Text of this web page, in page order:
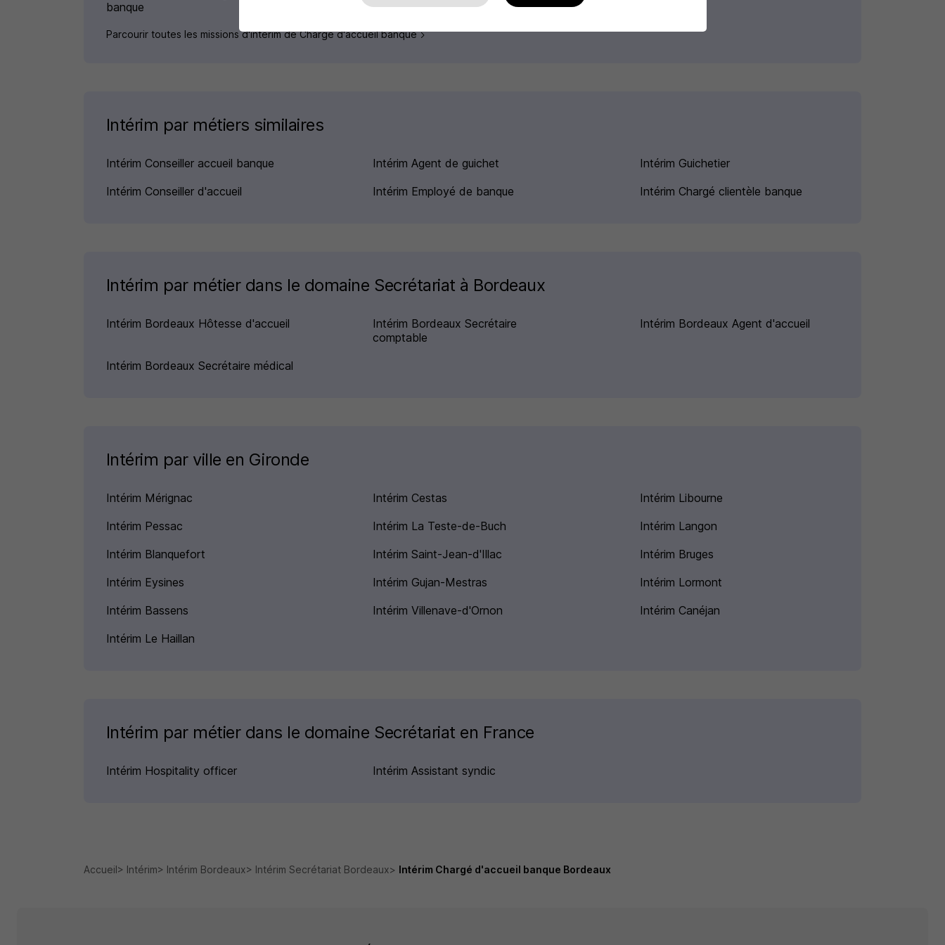
banque
Parcourir toutes les missions d'intérim de Chargé d'accueil banque
Intérim par métiers similaires
Intérim Conseiller accueil banque Intérim Agent de guichet
Intérim Guichetier
Intérim Conseiller d'accueil
Intérim Employé de banque Intérim Chargé clientèle banque
Intérim par métier dans le domaine Secrétariat à Bordeaux
Intérim Bordeaux Hôtesse d'accueil
Intérim Bordeaux Secrétaire
comptable
Intérim Bordeaux Agent d'accueil
Intérim Bordeaux Secrétaire médical
Intérim par ville en Gironde
Intérim Mérignac Intérim Cestas
Intérim Libourne
Intérim Pessac
Intérim La Teste-de-Buch
Intérim Langon
Intérim Blanquefort
Intérim Saint-Jean-d'Illac
Intérim Bruges
Intérim Eysines
Intérim Gujan-Mestras
Intérim Lormont
Intérim Bassens
Intérim Villenave-d'Ornon
Intérim Canéjan
Intérim Le Haillan
Intérim par métier dans le domaine Secrétariat en France
Intérim Hospitality officer Intérim Assistant syndic
Accueil Intérim Intérim Bordeaux Intérim Secrétariat Bordeaux Intérim Chargé d'accueil banque Bordeaux